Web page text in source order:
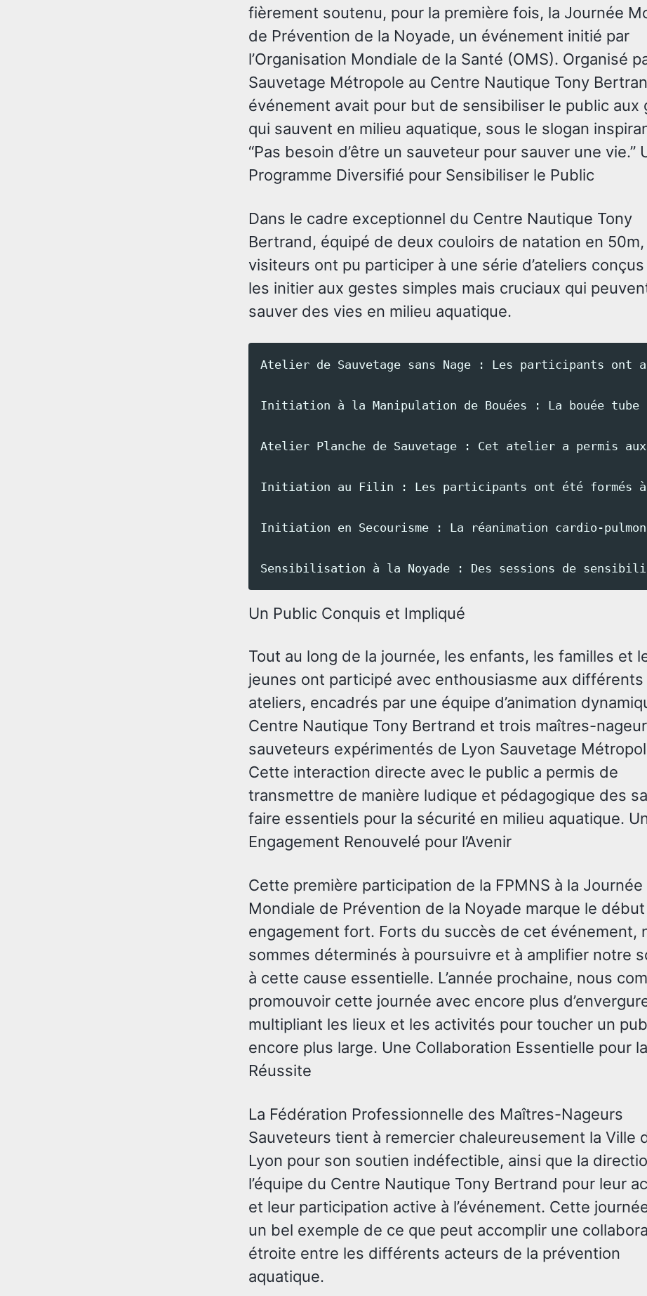
fièrement soutenu, pour la première fois, la Journée
de Prévention de la Noyade, un événement initié par
l’Organisation Mondiale de la Santé (OMS). Organisé
Sauvetage Métropole au Centre Nautique Tony
événement avait pour but de sensibiliser le public aux
qui sauvent en milieu aquatique, sous le slogan
“Pas besoin d’être un sauveteur pour sauver une vie.”
Programme Diversifié pour Sensibiliser le Public
Dans le cadre exceptionnel du Centre Nautique Tony
Bertrand, équipé de deux couloirs de natation en 50m,
visiteurs ont pu participer à une série d’ateliers
les initier aux gestes simples mais cruciaux qui
sauver des vies en milieu aquatique.
Atelier de Sauvetage sans Nage : Les participants
Initiation à la Manipulation de Bouées : La bouée
Atelier Planche de Sauvetage : Cet atelier a permis
Initiation au Filin : Les participants ont été formés
Initiation en Secourisme : La réanimation cardio-
Un Public Conquis et Impliqué
Tout au long de la journée, les enfants, les familles et
jeunes ont participé avec enthousiasme aux différents
ateliers, encadrés par une équipe d’animation
Centre Nautique Tony Bertrand et trois maîtres-
sauveteurs expérimentés de Lyon Sauvetage
Cette interaction directe avec le public a permis de
transmettre de manière ludique et pédagogique des
faire essentiels pour la sécurité en milieu aquatique.
Engagement Renouvelé pour l’Avenir
Cette première participation de la FPMNS à la Journée
Mondiale de Prévention de la Noyade marque le début
engagement fort. Forts du succès de cet événement,
sommes déterminés à poursuivre et à amplifier notre
à cette cause essentielle. L’année prochaine, nous
promouvoir cette journée avec encore plus
multipliant les lieux et les activités pour toucher un
encore plus large. Une Collaboration Essentielle pour la
Réussite
La Fédération Professionnelle des Maîtres-Nageurs
Sauveteurs tient à remercier chaleureusement la Ville
Lyon pour son soutien indéfectible, ainsi que la
l’équipe du Centre Nautique Tony Bertrand pour leur
et leur participation active à l’événement. Cette
un bel exemple de ce que peut accomplir une
étroite entre les différents acteurs de la prévention
aquatique.